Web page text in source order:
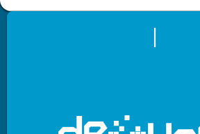
|